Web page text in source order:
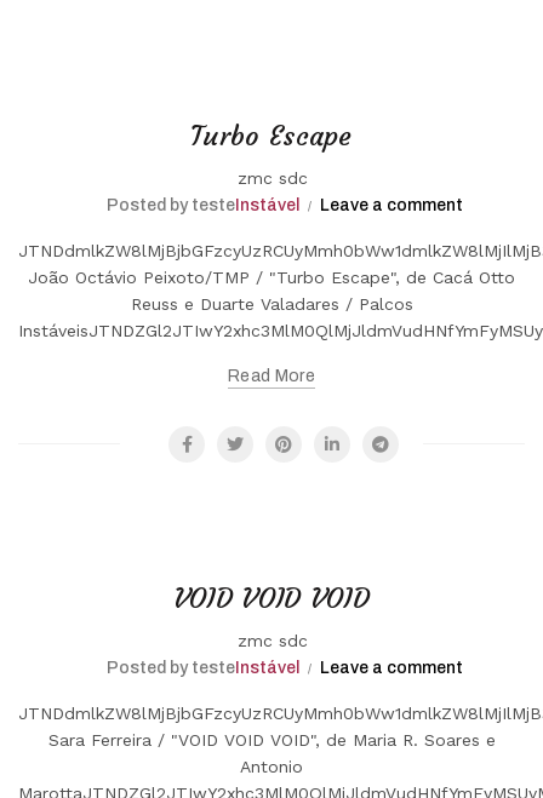
Turbo Escape
zmc sdc
Posted by teste Instável Leave a comment
João Octávio Peixoto/TMP / "Turbo Escape", de Cacá Otto
Reuss e Duarte Valadares / Palcos
Read More
VOID VOID VOID
zmc sdc
Posted by teste Instável Leave a comment
Sara Ferreira / "VOID VOID VOID", de Maria R. Soares e
Antonio